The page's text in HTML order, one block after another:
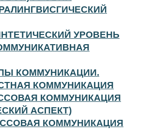
УРОВЕНЬ
КОММУНИКАЦИИ.
КОММУНИКАЦИЯ
КОММУНИКАЦИЯ
АСПЕКТ)
КОММУНИКАЦИЯ